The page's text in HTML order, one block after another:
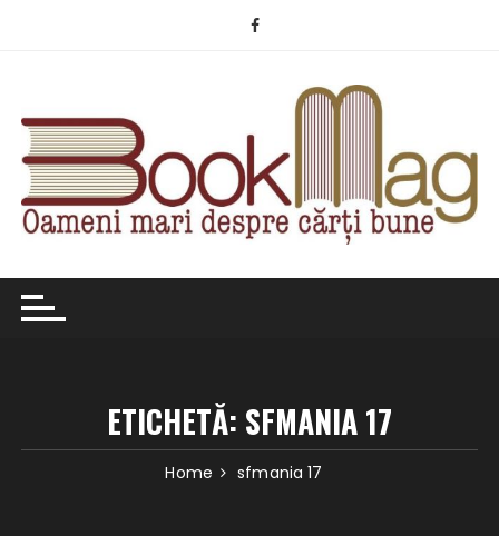
ETICHETĂ: SFMANIA 17
Home sfmania 17